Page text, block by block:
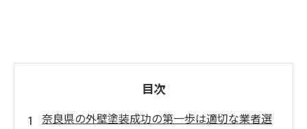
目次
奈良県の外壁塗装成功の第一歩は適切な業者選